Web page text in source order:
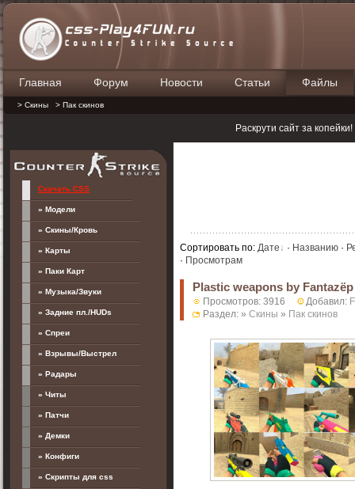
Главная Форум Новости Статьи Файлы
> Скины > Пак скинов
Раскрути сайт за
Сортировать по: Дате · Названию ·
· Просмотрам
Plastic weapons by
Просмотров: 3916 Добавил:
Раздел: » Скины » Пак скинов
Скачать CSS
» Модели
» Скины/Кровь
» Карты
» Паки Карт
» Музыка/Звуки
» Задние пл./HUDs
» Спреи
» Взрывы/Выстрел
» Радары
» Читы
» Патчи
» Демки
» Конфиги
» Скрипты для css